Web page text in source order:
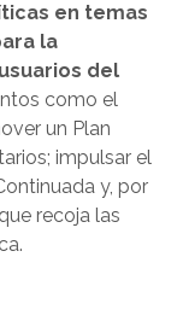
en temas
la
del
como el
un Plan
impulsar el
y, por
recoja las